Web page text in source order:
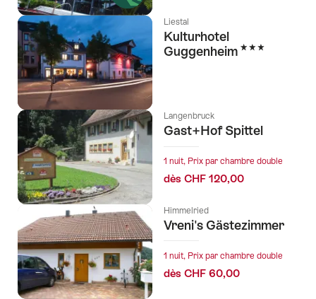
Liestal
Kulturhotel
Guggenheim 3 étoiles
Langenbruck
Gast+Hof Spittel
1 nuit, Prix par chambre double
dès CHF 120,00
Himmelried
Vreni's Gästezimmer
1 nuit, Prix par chambre double
dès CHF 60,00